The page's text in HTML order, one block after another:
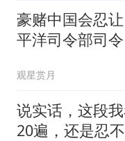
豪赌中国会忍
平洋司令部司
观星赏月
说实话，这段
20遍，还是忍